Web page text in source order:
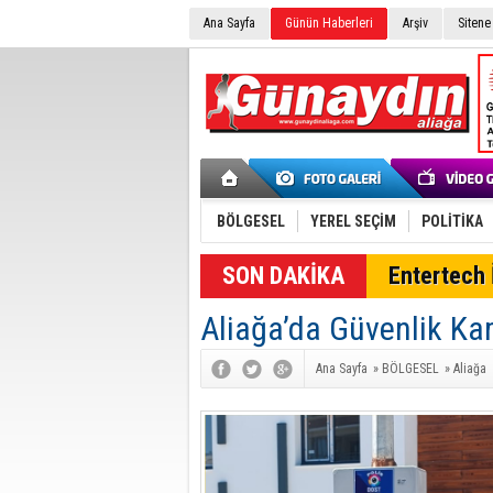
Ana Sayfa Günün Haberleri Arşiv
BÖLGESEL YEREL SEÇİM POLİTİKA
SON DAKİKA Entertech
Aliağa’da Güvenlik
Ana Sayfa » BÖLGESEL » Aliağa